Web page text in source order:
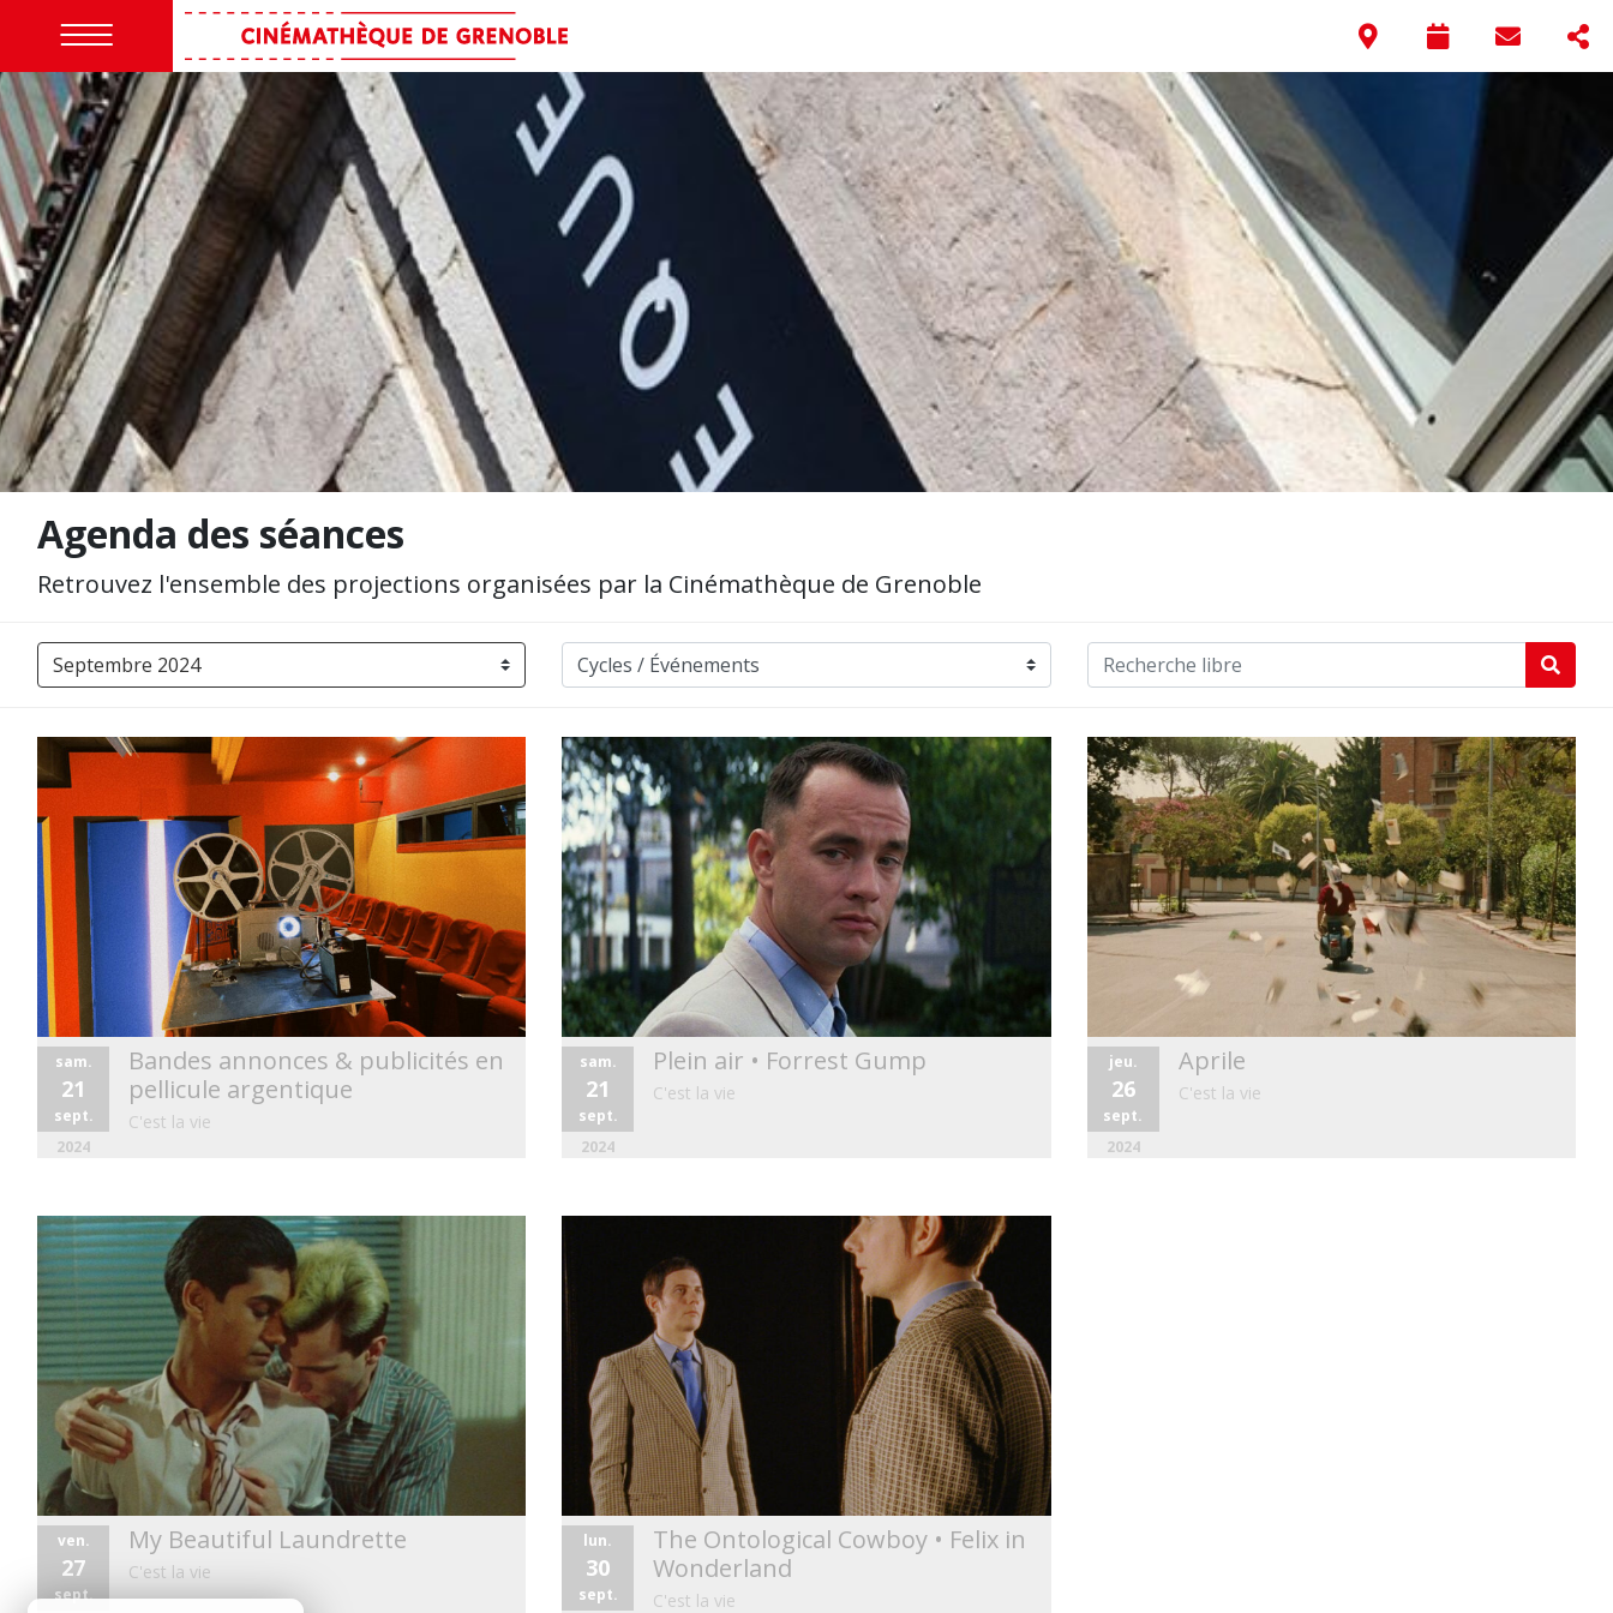
Agenda des séances
Retrouvez l'ensemble des projections organisées par la Cinémathèque de Grenoble
sam.
21
sept.
2024
Bandes annonces & publicités en
pellicule argentique
C'est la vie
sam.
21
sept.
2024
Plein air • Forrest Gump
C'est la vie
jeu.
26
sept.
2024
Aprile
C'est la vie
ven.
27
sept.
My Beautiful Laundrette
C'est la vie
lun.
30
sept.
The Ontological Cowboy • Felix in
Wonderland
C'est la vie